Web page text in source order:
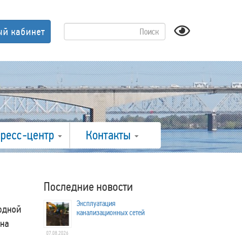
кабинет
центр Контакты
Последние новости
Эксплуатация
канализационных сетей
07.08.2026